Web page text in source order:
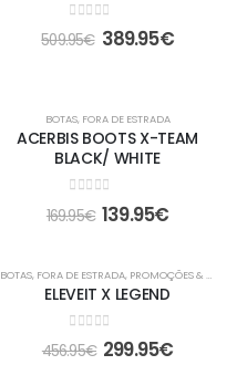
0out of 5
509.95€ 389.95€
BOTAS, FORA DE ESTRADA
ACERBIS BOOTS X-TEAM
BLACK/ WHITE
out of 5
169.95€ 139.95€
BOTAS, FORA DE ESTRADA, PROMOÇÕES & OFERTAS
ELEVEIT X LEGEND
out of 5
456.95€ 299.95€